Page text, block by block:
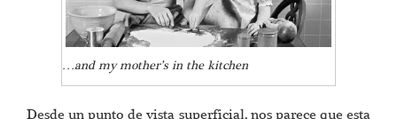
…and my mother’s in the kitchen
Desde un punto de vista superficial, nos parece que esta